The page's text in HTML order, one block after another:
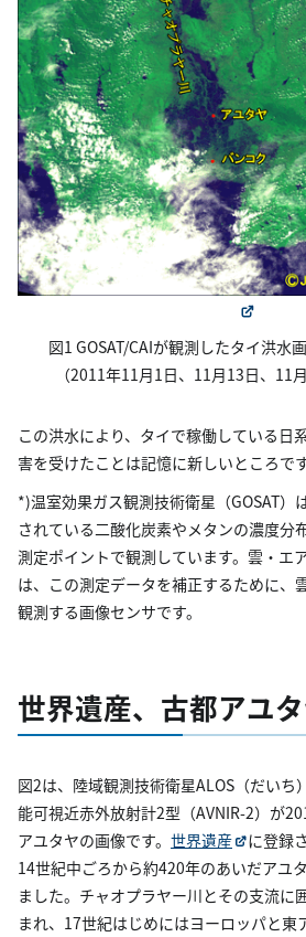
図1 GOSAT/CAIが観測したタイ洪水
（2011年11月1日、11月13日、11
この洪水により、タイで稼働している日
害を受けたことは記憶に新しいところです
*)温室効果ガス観測技術衛星（GOSAT）
されている二酸化炭素やメタンの濃度分
測定ポイントで観測しています。雲・エ
は、この測定データを補正するために、
観測する画像センサです。
世界遺産、古都アユ
図2は、陸域観測技術衛星ALOS（だいち
能可視近赤外放射計2型（AVNIR-2）が
アユタヤの画像です。 世界遺産
に登録
14世紀中ごろから約420年のあいだアユ
ました。チャオプラヤー川とその支流に
まれ、17世紀はじめにはヨーロッパと東